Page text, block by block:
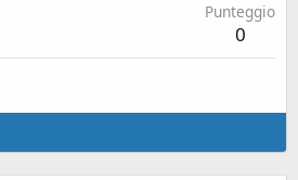
Punteggio
0